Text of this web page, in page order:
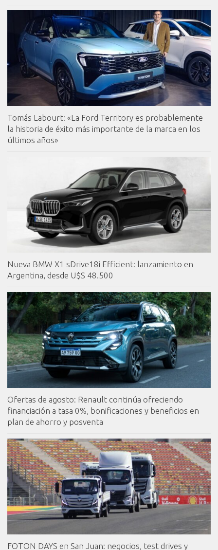
Tomás Labourt: «La Ford Territory es probablemente
la historia de éxito más importante de la marca en los
últimos años»
Nueva BMW X1 sDrive18i Efficient: lanzamiento en
Argentina, desde U$S 48.500
Ofertas de agosto: Renault continúa ofreciendo
financiación a tasa 0%, bonificaciones y beneficios en
plan de ahorro y posventa
FOTON DAYS en San Juan: negocios, test drives y